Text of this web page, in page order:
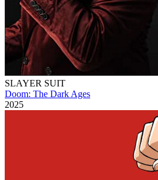
SLAYER SUIT
Doom: The Dark Ages
2025